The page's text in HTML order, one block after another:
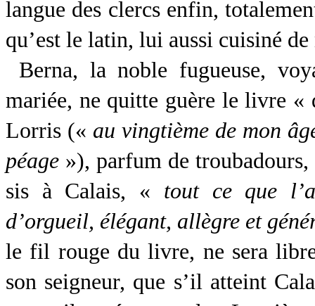
langue des clercs enfin,
qu’est le latin, lui aussi cuisiné
Berna, la noble fugueuse,
mariée, ne quitte guère le livre «
Lorris (« au vingtième de mon
péage »), parfum de
sis à Calais, « tout ce que
d’orgueil, élégant, allègre et
le fil rouge du livre, ne sera
son seigneur, que s’il atteint